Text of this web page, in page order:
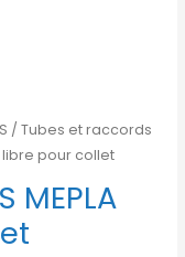
/Tubes et raccords
libre pour collet
MEPLA